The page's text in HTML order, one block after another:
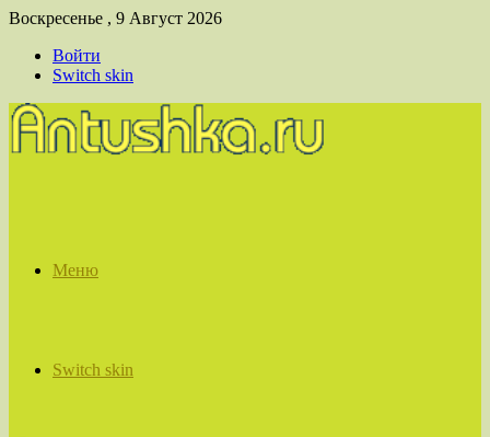
Воскресенье , 9 Август 2026
Войти
Switch skin
Меню
Switch skin